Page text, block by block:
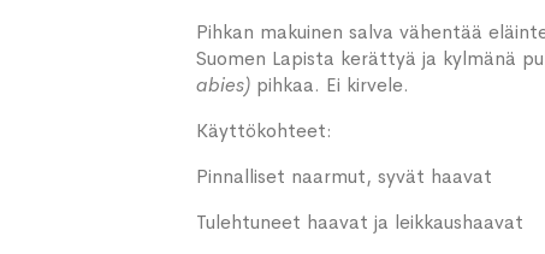
Pihkan makuinen salva vähentää
Suomen Lapista kerättyä ja kylmänä
abies) pihkaa. Ei kirvele.
Käyttökohteet:
Pinnalliset naarmut, syvät haavat
Tulehtuneet haavat ja leikkaushaavat